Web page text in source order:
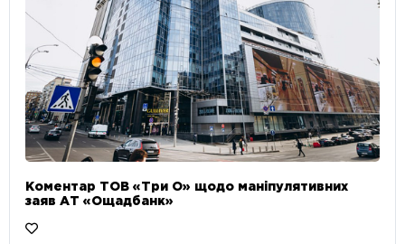
Коментар ТОВ «Три О» щодо маніпулятивних
заяв АТ «Ощадбанк»